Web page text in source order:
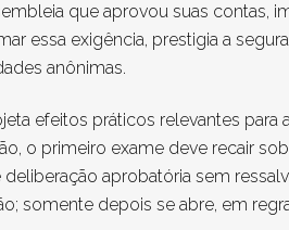
que aprovou suas contas,
essa exigência, prestigia a
anônimas.
efeitos práticos relevantes para
o primeiro exame deve recair
aprobatória sem
somente depois se abre, em